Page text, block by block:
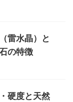
雷水晶）と
の特徴
硬度と天然